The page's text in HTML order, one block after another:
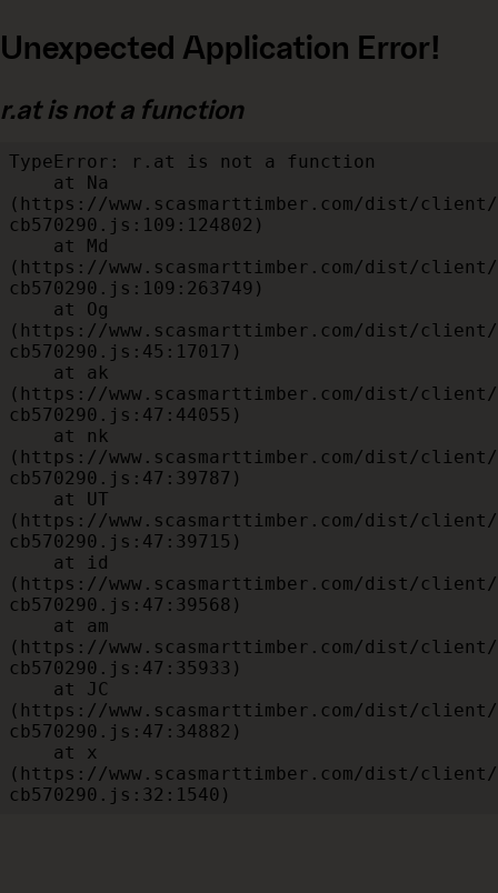
Unexpected Application Error!
r.at is not a function
TypeError: r.at is not a function
(https://www.scasmarttimber.com/dist/
cb570290.js:109:124802)
(https://www.scasmarttimber.com/dist/
cb570290.js:109:263749)
(https://www.scasmarttimber.com/dist/
cb570290.js:45:17017)
(https://www.scasmarttimber.com/dist/
cb570290.js:47:44055)
(https://www.scasmarttimber.com/dist/
cb570290.js:47:39787)
(https://www.scasmarttimber.com/dist/
cb570290.js:47:39715)
(https://www.scasmarttimber.com/dist/
cb570290.js:47:39568)
(https://www.scasmarttimber.com/dist/
cb570290.js:47:35933)
(https://www.scasmarttimber.com/dist/
cb570290.js:47:34882)
(https://www.scasmarttimber.com/dist/
cb570290.js:32:1540)